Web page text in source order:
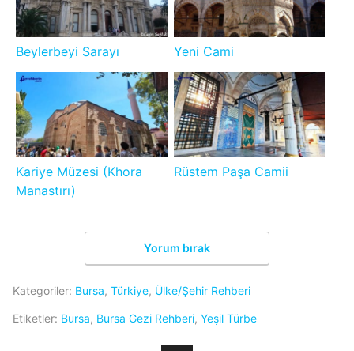
Beylerbeyi Sarayı Yeni Cami
Kariye Müzesi (Khora
Manastırı)
Rüstem Paşa Camii
Yorum bırak
Kategoriler: Bursa, Türkiye, Ülke/Şehir Rehberi
Etiketler: Bursa, Bursa Gezi Rehberi, Yeşil Türbe